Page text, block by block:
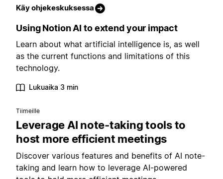
Käy ohjekeskuksessa
Using Notion AI to extend your impact
Learn about what artificial intelligence is, as well
as the current functions and limitations of this
technology.
Lukuaika 3 min
Tiimeille
Leverage AI note-taking tools to
host more efficient meetings
Discover various features and benefits of AI note-
taking and learn how to leverage AI-powered